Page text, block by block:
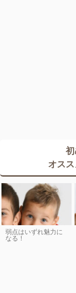
オス
弱点はいずれ魅力に
なる！